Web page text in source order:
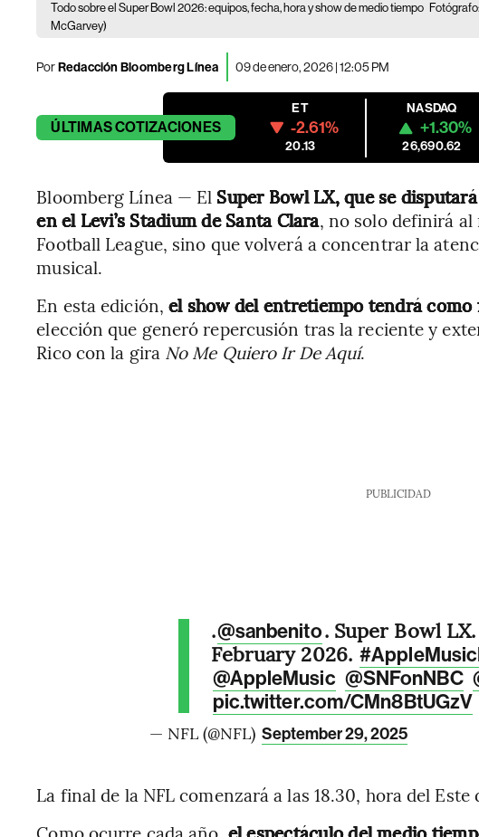
Todo sobre el Super Bowl 2026: equipos, fecha, hora y show de medio tiempo
McGarvey)
PorRedacción Bloomberg Línea 09 de enero, 2026 | 12:05 PM
ÚLTIMASCOTIZACIONES
ET
-2.61%
20.13
NASDAQ
+1.30%
26,690.62
Bloomberg Línea — El Super Bowl LX, que se
en el Levi’s Stadium de Santa Clara, no solo definirá al
Football League, sino que volverá a concentrar la
musical.
En esta edición,el show del entretiempo tendrá
elección que generó repercusión tras la reciente y
Rico con la gira No Me Quiero Ir De Aquí.
PUBLICIDAD
.@sanbenito. Super Bowl
February 2026.
@AppleMusic @SNFonNBC
pic.twitter.com/CMn8BtUGzV
— NFL (@NFL) September 29, 2025
La final de la NFL comenzará a las 18.30, hora del Este